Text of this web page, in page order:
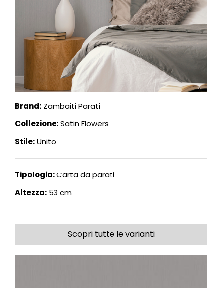
Brand: Zambaiti Parati
Collezione:Satin Flowers
Stile:Unito
Tipologia:Carta da parati
Altezza: 53 cm
Scopri tutte le varianti